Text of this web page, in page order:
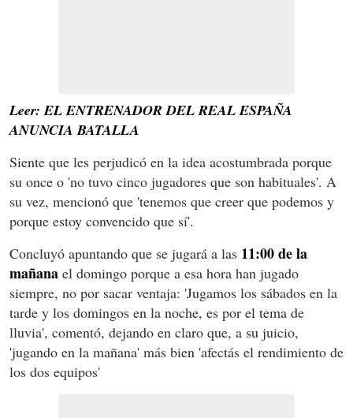
Leer: EL ENTRENADOR DEL REAL ESPAÑA
ANUNCIA BATALLA
Siente que les perjudicó en la idea acostumbrada porque
su once o 'no tuvo cinco jugadores que son habituales'. A
su vez, mencionó que 'tenemos que creer que podemos y
porque estoy convencido que sí'.
Concluyó apuntando que se jugará a las 11:00 de la
mañana el domingo porque a esa hora han jugado
siempre, no por sacar ventaja: 'Jugamos los sábados en la
tarde y los domingos en la noche, es por el tema de
lluvia', comentó, dejando en claro que, a su juicio,
'jugando en la mañana' más bien 'afectás el rendimiento de
los dos equipos'